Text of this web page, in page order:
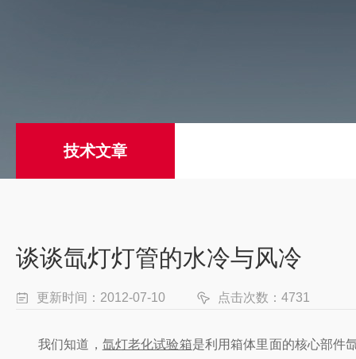
技术文章
谈谈氙灯灯管的水冷与风冷
更新时间：2012-07-10 点击次数：4731
我们知道， 氙灯老化试验箱是利用箱体里面的核心部件